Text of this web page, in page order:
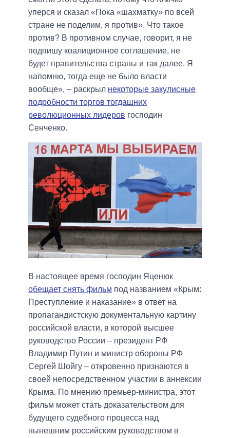
уперся и сказал «Пока «шахматку» по всей
стране не поделим, я против». Что такое
против? В противном случае, говорит, я не
подпишу коалиционное соглашение, не
будет правительства страны и так далее. Я
напомню, тогда еще не было власти
вообще», – раскрыл некоторые закулисные
подробности торгов тогдашних
революционных лидеров господин
Сенченко.
В настоящее время господин Яценюк
обещает снять фильм под названием «Крым:
Преступление и наказание» в ответ на
пропагандистскую документальную картину
российской власти, в которой высшее
руководство России – президент РФ
Владимир Путин и министр обороны РФ
Сергей Шойгу – откровенно признаются в
своей непосредственном участии в аннексии
Крыма. По мнению премьер-министра, этот
фильм может стать доказательством для
будущего судебного процесса над
нынешним российским руководством в